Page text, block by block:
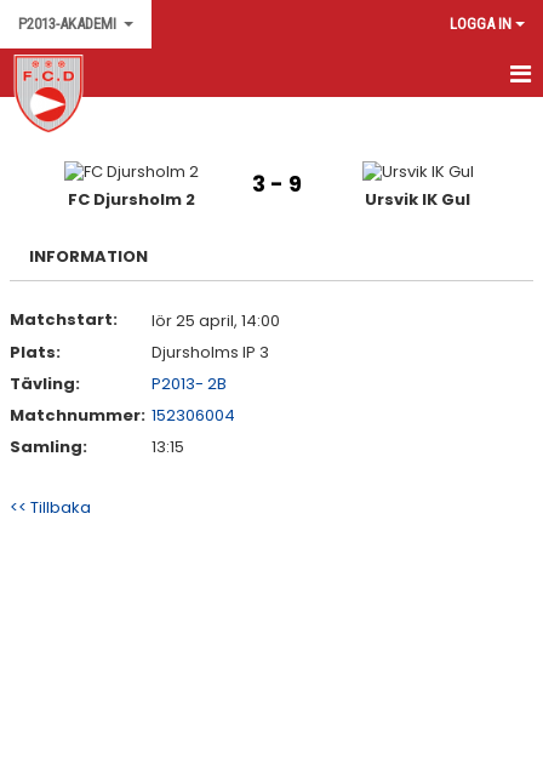
P2013-AKADEMI LOGGA IN
HEM
KALENDER
KONTAKT
FC Djursholm 2
3 - 9
Ursvik IK Gul
INFORMATION
Matchstart:
lör 25 april, 14:00
Plats:
Djursholms IP 3
Tävling:
P2013- 2B
Matchnummer: 152306004
Samling:
13:15
<< Tillbaka